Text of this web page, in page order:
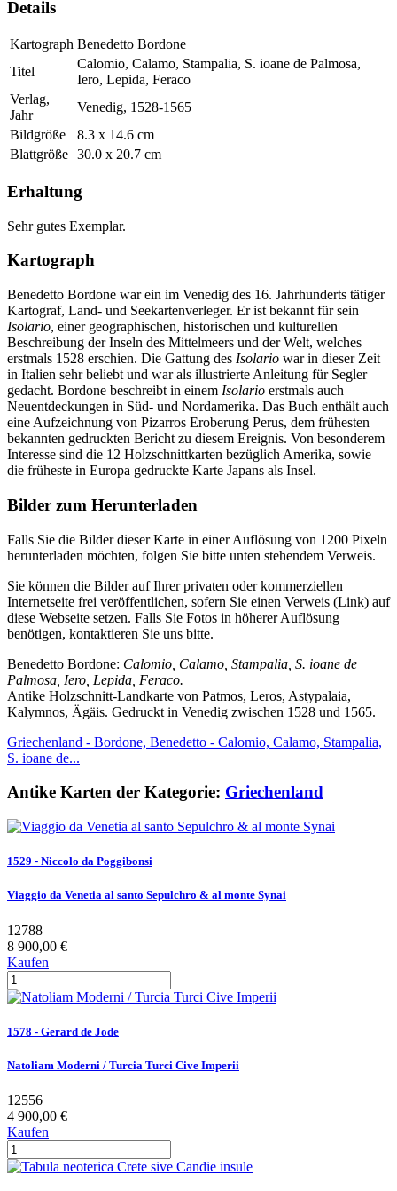
Details
Kartograph Benedetto Bordone
Titel
Calomio, Calamo, Stampalia, S. ioane de Palmosa,
Iero, Lepida, Feraco
Verlag,
Jahr
Venedig, 1528-1565
Bildgröße
8.3 x 14.6 cm
Blattgröße 30.0 x 20.7 cm
Erhaltung
Sehr gutes Exemplar.
Kartograph
Benedetto Bordone war ein im Venedig des 16. Jahrhunderts tätiger
Kartograf, Land- und Seekartenverleger. Er ist bekannt für sein
Isolario, einer geographischen, historischen und kulturellen
Beschreibung der Inseln des Mittelmeers und der Welt, welches
erstmals 1528 erschien. Die Gattung des Isolario war in dieser Zeit
in Italien sehr beliebt und war als illustrierte Anleitung für Segler
gedacht. Bordone beschreibt in einem Isolario erstmals auch
Neuentdeckungen in Süd- und Nordamerika. Das Buch enthält auch
eine Aufzeichnung von Pizarros Eroberung Perus, dem frühesten
bekannten gedruckten Bericht zu diesem Ereignis. Von besonderem
Interesse sind die 12 Holzschnittkarten bezüglich Amerika, sowie
die früheste in Europa gedruckte Karte Japans als Insel.
Bilder zum Herunterladen
Falls Sie die Bilder dieser Karte in einer Auflösung von 1200 Pixeln
herunterladen möchten, folgen Sie bitte unten stehendem Verweis.
Sie können die Bilder auf Ihrer privaten oder kommerziellen
Internetseite frei veröffentlichen, sofern Sie einen Verweis (Link) auf
diese Webseite setzen. Falls Sie Fotos in höherer Auflösung
benötigen, kontaktieren Sie uns bitte.
Benedetto Bordone: Calomio, Calamo, Stampalia, S. ioane de
Palmosa, Iero, Lepida, Feraco.
Antike Holzschnitt-Landkarte von Patmos, Leros, Astypalaia,
Kalymnos, Ägäis. Gedruckt in Venedig zwischen 1528 und 1565.
Griechenland - Bordone, Benedetto - Calomio, Calamo, Stampalia,
S. ioane de...
Antike Karten der Kategorie: Griechenland
1529 - Niccolo da Poggibonsi
Viaggio da Venetia al santo Sepulchro & al monte Synai
12788
8 900,00 €
Kaufen
1578 - Gerard de Jode
Natoliam Moderni / Turcia Turci Cive Imperii
12556
4 900,00 €
Kaufen